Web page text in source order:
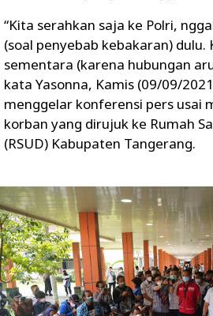
“Kita serahkan saja ke Polri,
(soal penyebab kebakaran) dulu.
sementara (karena hubungan
kata Yasonna, Kamis (09/09/
menggelar konferensi pers usai
korban yang dirujuk ke Rumah
(RSUD) Kabupaten Tangerang.